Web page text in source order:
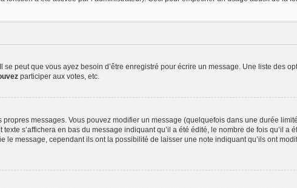
peut que vous ayez besoin d’être enregistré pour écrire un message. Une liste des
participer aux votes, etc.
messages. Vous pouvez modifier un message (quelquefois dans une durée
s’affichera en bas du message indiquant qu’il a été édité, le nombre de fois qu’il a
message, cependant ils ont la possibilité de laisser une note indiquant qu’ils ont